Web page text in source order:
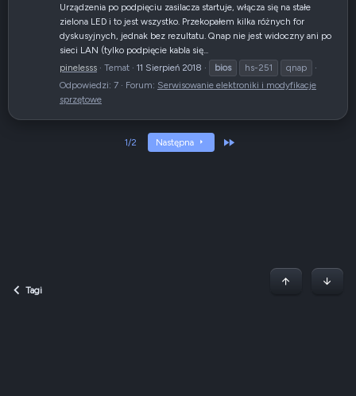
Urządzenia po podpięciu zasilacza startuje, włącza się na stałe
zielona LED i to jest wszystko. Przekopałem kilka różnych for
dyskusyjnych, jednak bez rezultatu. Qnap nie jest widoczny ani po
sieci LAN (tylko podpięcie kabla się...
pinelesss
Temat 11 Sierpień 2018 bios hs-251
qnap
Odpowiedzi: 7
Forum: Serwisowanie elektroniki i modyfikacje
sprzętowe
1/2 Następna
Tagi PoczątekDół